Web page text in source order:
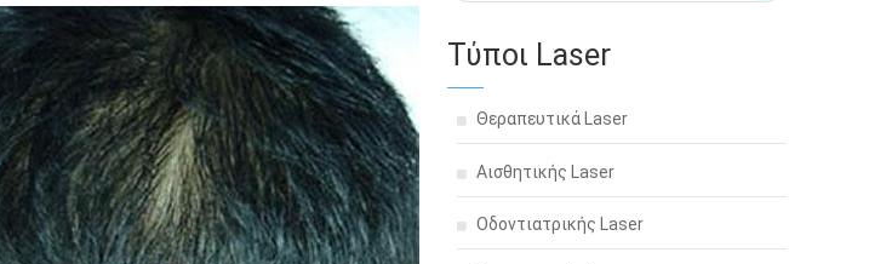
Τύποι Laser
Θεραπευτικά Laser
Αισθητικής Laser
Οδοντιατρικής Laser